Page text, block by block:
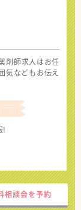
剤師求人はお任
気などもお伝え
!
相談会を予約